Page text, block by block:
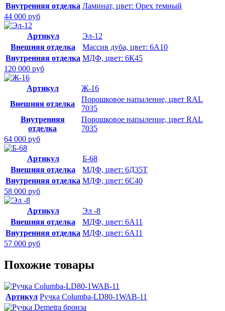
Внутренняя отделка Ламинат, цвет: Орех темный
44 000 руб
Артикул
Эл-12
Внешняя отделка
Массив дуба, цвет: 6А10
Внутренняя отделка МДФ, цвет: 6К45
120 000 руб
Артикул
Ж-16
Внешняя отделка
Порошковое напыление, цвет RAL
7035
Внутренняя
отделка
Порошковое напыление, цвет RAL
7035
64 000 руб
Артикул
Б-68
Внешняя отделка
МДФ, цвет: 6Д35Т
Внутренняя отделка МДФ, цвет: 6С40
58 000 руб
Артикул
Эл -8
Внешняя отделка
МДФ, цвет: 6А11
Внутренняя отделка МДФ, цвет: 6А11
57 000 руб
Похожие товары
Артикул Ручка Columba-LD80-1WAB-11